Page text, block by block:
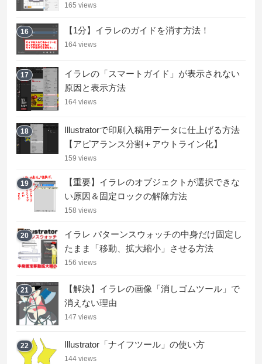
165 views
16 【1分】イラレのガイドを消す方法！
164 views
17
イラレの「スマートガイド」が表示されない
原因と表示方法
164 views
18
Illustratorで印刷入稿用データに仕上げる方法
【アピアランス分割＋アウトライン化】
159 views
19
【重要】イラレのオブジェクトが選択できな
い原因＆固定ロックの解除方法
158 views
20
イラレ パターンスウォッチの中身だけ固定し
たまま「移動、拡大縮小」させる方法
156 views
21
【解決】イラレの画像「消しゴムツール」で
消えない理由
147 views
22 Illustrator「ナイフツール」の使い方
144 views